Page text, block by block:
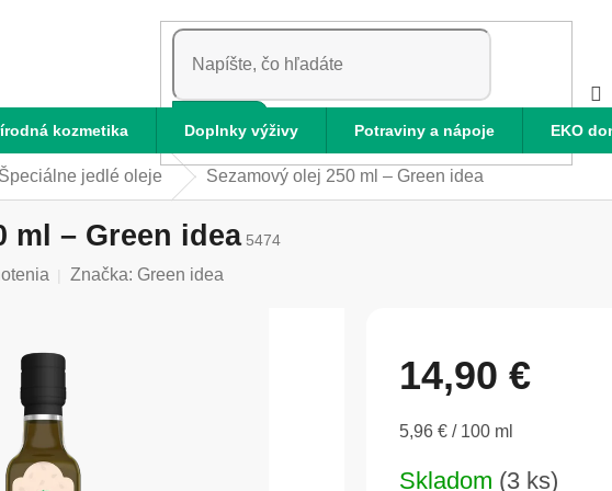
HĽADAŤ
kozmetika Doplnky výživy Potraviny a nápoje EKO
Špeciálne jedlé oleje Sezamový olej 250 ml – Green idea
ml – Green idea 5474
Značka: Green idea
14,90 €
Jednotková
5,96 € / 100 ml
Skladom (3 ks)